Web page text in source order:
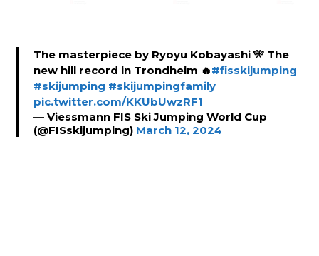
The masterpiece by Ryoyu Kobayashi 🎌 The
new hill record in Trondheim 🔥#fisskijumping
#skijumping #skijumpingfamily
pic.twitter.com/KKUbUwzRF1
— Viessmann FIS Ski Jumping World Cup
(@FISskijumping) March 12, 2024